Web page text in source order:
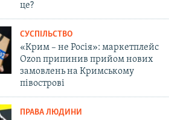
це?
СУСПІЛЬСТВО
«Крим – не Росія»: маркетплейс
Ozon припинив прийом нових
замовлень на Кримському
півострові
ПРАВА ЛЮДИНИ